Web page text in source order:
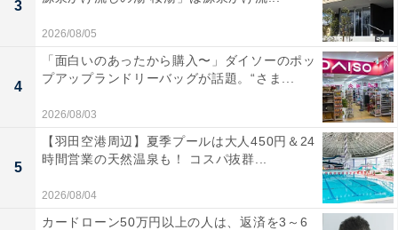
る科学館3選
3
2026/08/05
4
「面白いのあったから購入〜」ダイソーのポッ
プアップランドリーバッグが話題。“さま...
2026/08/03
5
【羽田空港周辺】夏季プールは大人450円＆24
時間営業の天然温泉も！ コスパ抜群...
2026/08/04
カードローン50万円以上の人は、返済を3～6